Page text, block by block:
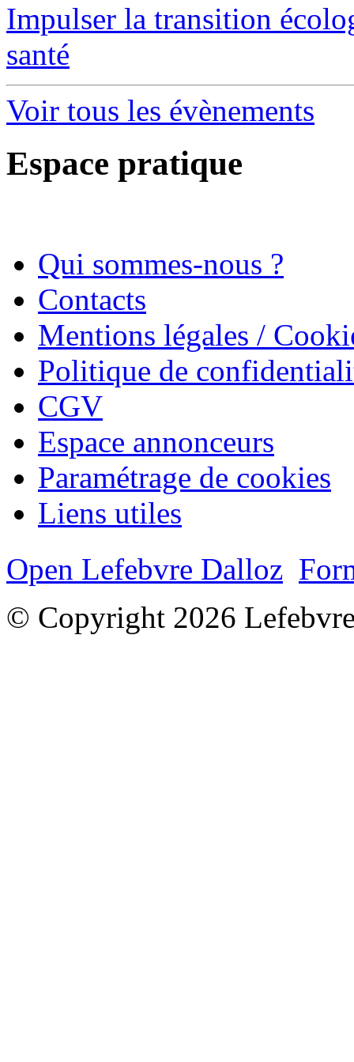
Impulser la transition
santé
Voir tous les évènements
Espace pratique
Qui sommes-nous ?
Contacts
Mentions légales /
Politique de
CGV
Espace annonceurs
Paramétrage de cookies
Liens utiles
Open Lefebvre Dalloz
© Copyright 2026